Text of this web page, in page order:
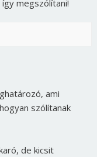
megszólítani!
ami
szólítanak
de kicsit